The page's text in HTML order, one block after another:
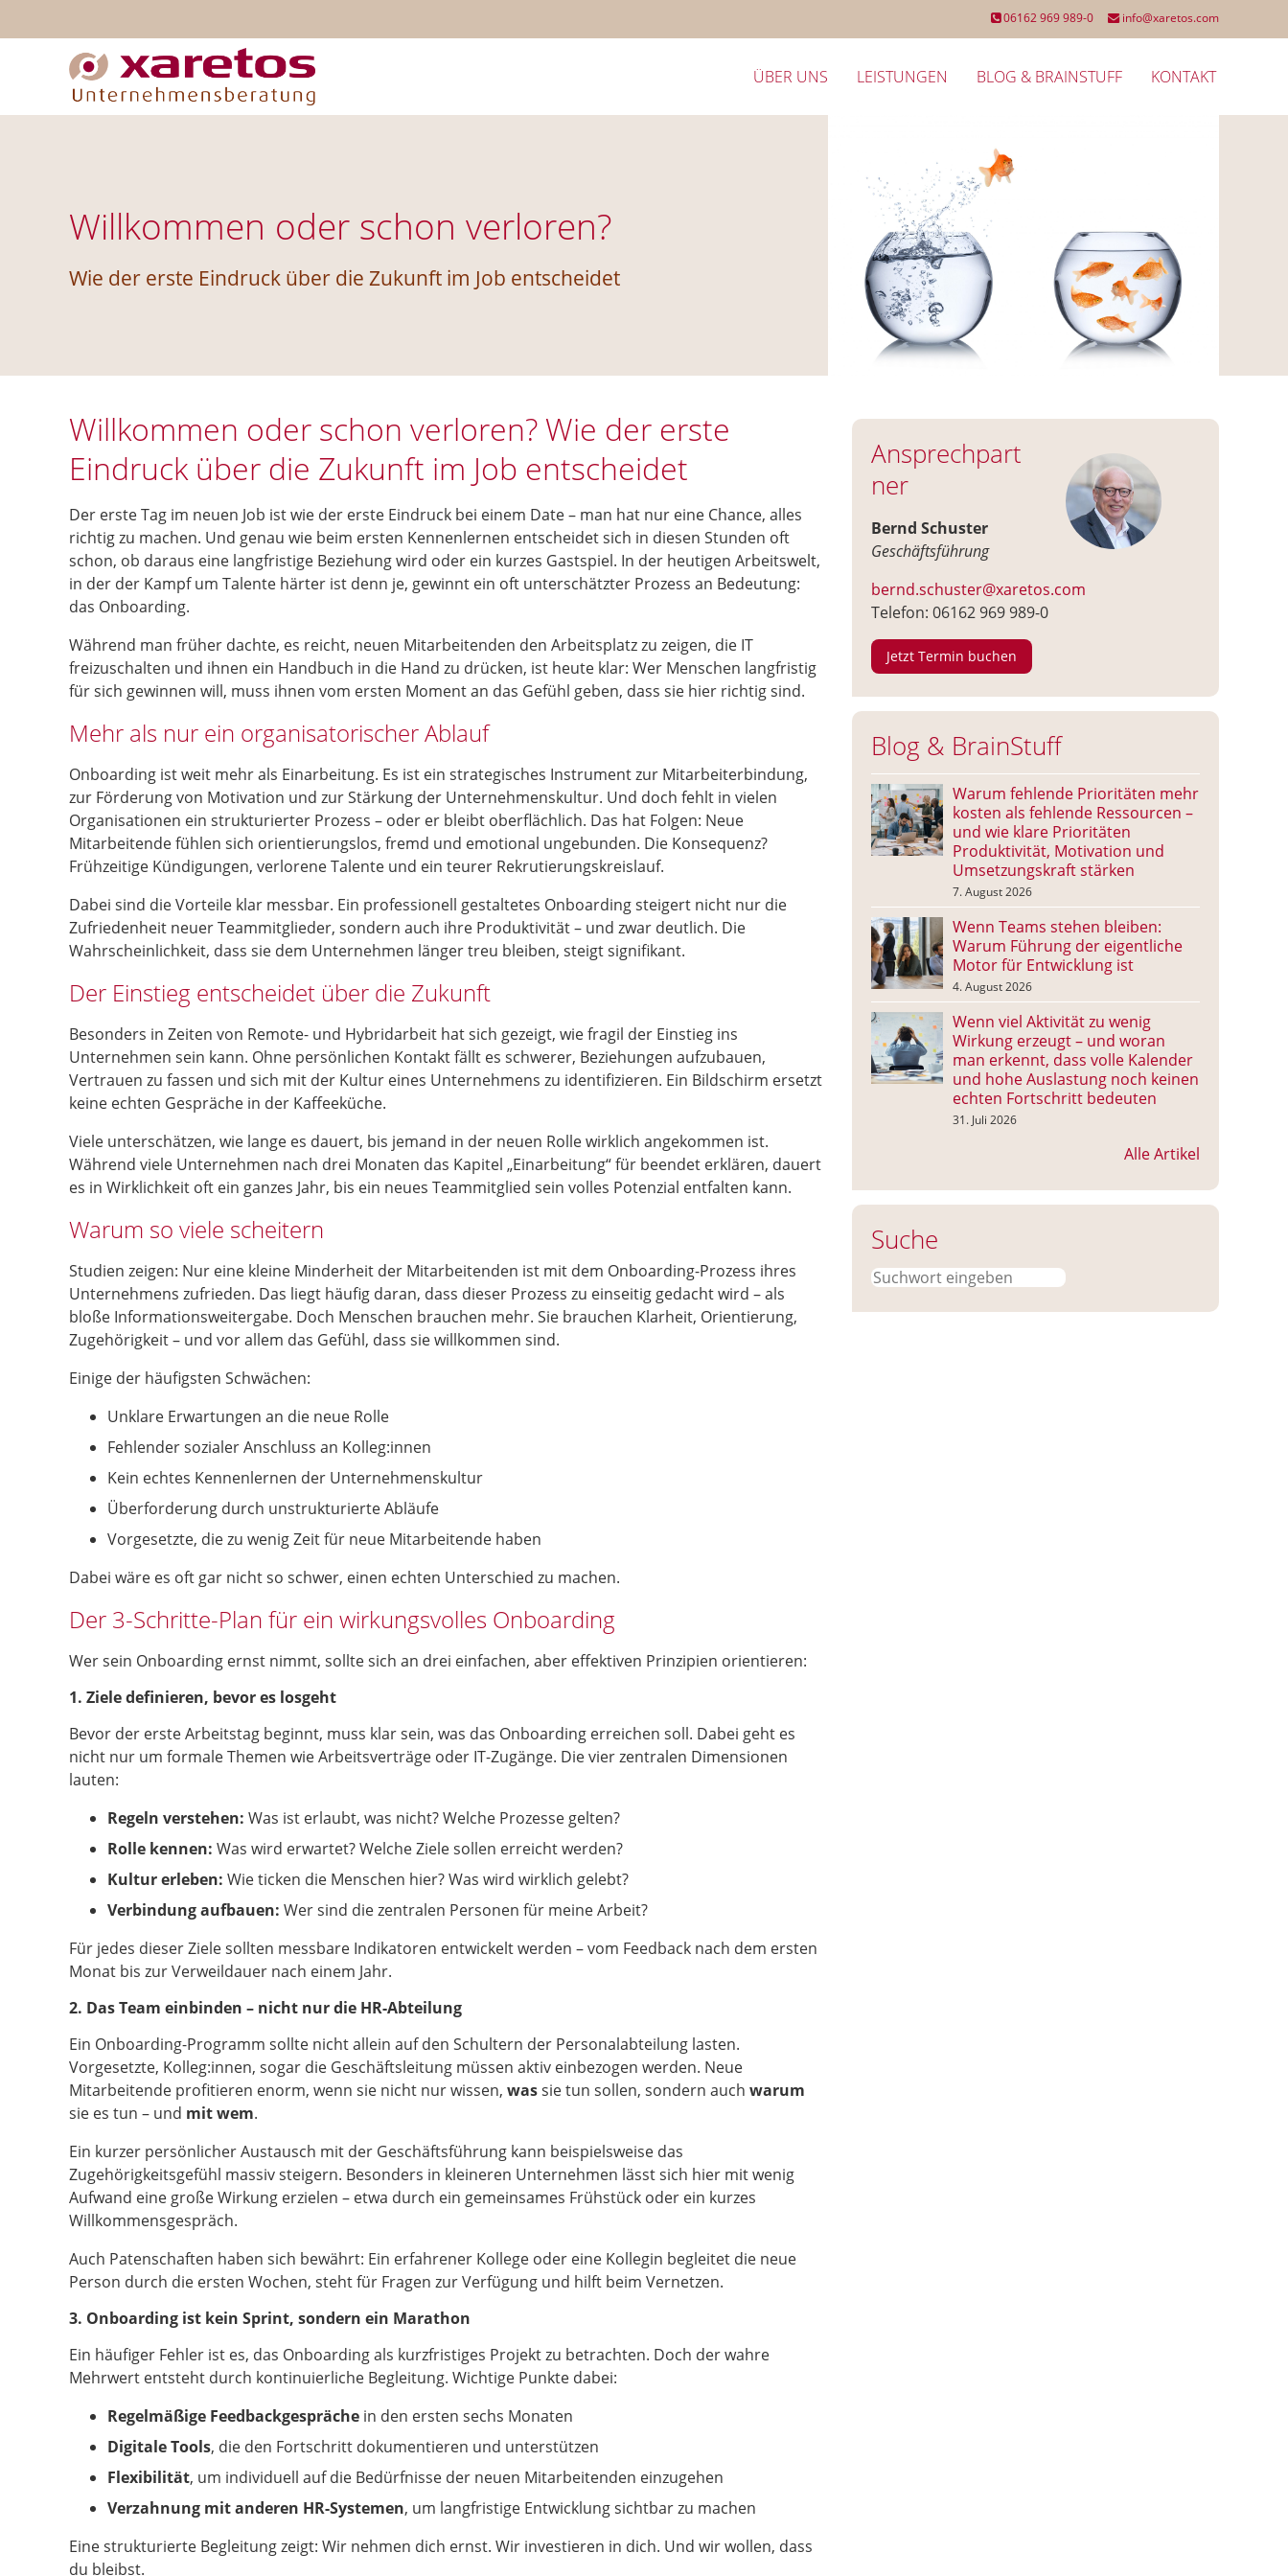
06162 969 989-0 info@xaretos.com
ÜBER UNS LEISTUNGEN BLOG & BRAINSTUFF KONTAKT
Willkommen oder schon verloren?
Wie der erste Eindruck über die Zukunft im Job entscheidet
Willkommen oder schon verloren? Wie der erste
Eindruck über die Zukunft im Job entscheidet
Der erste Tag im neuen Job ist wie der erste Eindruck bei einem Date – man hat nur eine Chance, alles
richtig zu machen. Und genau wie beim ersten Kennenlernen entscheidet sich in diesen Stunden oft
schon, ob daraus eine langfristige Beziehung wird oder ein kurzes Gastspiel. In der heutigen Arbeitswelt,
in der der Kampf um Talente härter ist denn je, gewinnt ein oft unterschätzter Prozess an Bedeutung:
das Onboarding.
Während man früher dachte, es reicht, neuen Mitarbeitenden den Arbeitsplatz zu zeigen, die IT
freizuschalten und ihnen ein Handbuch in die Hand zu drücken, ist heute klar: Wer Menschen langfristig
für sich gewinnen will, muss ihnen vom ersten Moment an das Gefühl geben, dass sie hier richtig sind.
Mehr als nur ein organisatorischer Ablauf
Onboarding ist weit mehr als Einarbeitung. Es ist ein strategisches Instrument zur Mitarbeiterbindung,
zur Förderung von Motivation und zur Stärkung der Unternehmenskultur. Und doch fehlt in vielen
Organisationen ein strukturierter Prozess – oder er bleibt oberflächlich. Das hat Folgen: Neue
Mitarbeitende fühlen sich orientierungslos, fremd und emotional ungebunden. Die Konsequenz?
Frühzeitige Kündigungen, verlorene Talente und ein teurer Rekrutierungskreislauf.
Dabei sind die Vorteile klar messbar. Ein professionell gestaltetes Onboarding steigert nicht nur die
Zufriedenheit neuer Teammitglieder, sondern auch ihre Produktivität – und zwar deutlich. Die
Wahrscheinlichkeit, dass sie dem Unternehmen länger treu bleiben, steigt signifikant.
Der Einstieg entscheidet über die Zukunft
Besonders in Zeiten von Remote- und Hybridarbeit hat sich gezeigt, wie fragil der Einstieg ins
Unternehmen sein kann. Ohne persönlichen Kontakt fällt es schwerer, Beziehungen aufzubauen,
Vertrauen zu fassen und sich mit der Kultur eines Unternehmens zu identifizieren. Ein Bildschirm ersetzt
keine echten Gespräche in der Kaffeeküche.
Viele unterschätzen, wie lange es dauert, bis jemand in der neuen Rolle wirklich angekommen ist.
Während viele Unternehmen nach drei Monaten das Kapitel „Einarbeitung“ für beendet erklären, dauert
es in Wirklichkeit oft ein ganzes Jahr, bis ein neues Teammitglied sein volles Potenzial entfalten kann.
Warum so viele scheitern
Studien zeigen: Nur eine kleine Minderheit der Mitarbeitenden ist mit dem Onboarding-Prozess ihres
Unternehmens zufrieden. Das liegt häufig daran, dass dieser Prozess zu einseitig gedacht wird – als
bloße Informationsweitergabe. Doch Menschen brauchen mehr. Sie brauchen Klarheit, Orientierung,
Zugehörigkeit – und vor allem das Gefühl, dass sie willkommen sind.
Einige der häufigsten Schwächen:
Unklare Erwartungen an die neue Rolle
Fehlender sozialer Anschluss an Kolleg:innen
Kein echtes Kennenlernen der Unternehmenskultur
Überforderung durch unstrukturierte Abläufe
Vorgesetzte, die zu wenig Zeit für neue Mitarbeitende haben
Dabei wäre es oft gar nicht so schwer, einen echten Unterschied zu machen.
Der 3-Schritte-Plan für ein wirkungsvolles Onboarding
Wer sein Onboarding ernst nimmt, sollte sich an drei einfachen, aber effektiven Prinzipien orientieren:
1. Ziele definieren, bevor es losgeht
Bevor der erste Arbeitstag beginnt, muss klar sein, was das Onboarding erreichen soll. Dabei geht es
nicht nur um formale Themen wie Arbeitsverträge oder IT-Zugänge. Die vier zentralen Dimensionen
lauten:
Regeln verstehen: Was ist erlaubt, was nicht? Welche Prozesse gelten?
Rolle kennen: Was wird erwartet? Welche Ziele sollen erreicht werden?
Kultur erleben: Wie ticken die Menschen hier? Was wird wirklich gelebt?
Verbindung aufbauen: Wer sind die zentralen Personen für meine Arbeit?
Für jedes dieser Ziele sollten messbare Indikatoren entwickelt werden – vom Feedback nach dem ersten
Monat bis zur Verweildauer nach einem Jahr.
2. Das Team einbinden – nicht nur die HR-Abteilung
Ein Onboarding-Programm sollte nicht allein auf den Schultern der Personalabteilung lasten.
Vorgesetzte, Kolleg:innen, sogar die Geschäftsleitung müssen aktiv einbezogen werden. Neue
Mitarbeitende profitieren enorm, wenn sie nicht nur wissen, wassie tun sollen, sondern auch warum
sie es tun – und mit wem.
Ein kurzer persönlicher Austausch mit der Geschäftsführung kann beispielsweise das
Zugehörigkeitsgefühl massiv steigern. Besonders in kleineren Unternehmen lässt sich hier mit wenig
Aufwand eine große Wirkung erzielen – etwa durch ein gemeinsames Frühstück oder ein kurzes
Willkommensgespräch.
Auch Patenschaften haben sich bewährt: Ein erfahrener Kollege oder eine Kollegin begleitet die neue
Person durch die ersten Wochen, steht für Fragen zur Verfügung und hilft beim Vernetzen.
3. Onboarding ist kein Sprint, sondern ein Marathon
Ein häufiger Fehler ist es, das Onboarding als kurzfristiges Projekt zu betrachten. Doch der wahre
Mehrwert entsteht durch kontinuierliche Begleitung. Wichtige Punkte dabei:
Regelmäßige Feedbackgespräche in den ersten sechs Monaten
Digitale Tools, die den Fortschritt dokumentieren und unterstützen
Flexibilität, um individuell auf die Bedürfnisse der neuen Mitarbeitenden einzugehen
Verzahnung mit anderen HR-Systemen, um langfristige Entwicklung sichtbar zu machen
Eine strukturierte Begleitung zeigt: Wir nehmen dich ernst. Wir investieren in dich. Und wir wollen, dass
du bleibst.
Ansprechpart
ner
Bernd Schuster
Geschäftsführung
bernd.schuster@xaretos.com
Telefon: 06162 969 989-0
Jetzt Termin buchen
Blog & BrainStuff
Warum fehlende Prioritäten mehr
kosten als fehlende Ressourcen –
und wie klare Prioritäten
Produktivität, Motivation und
Umsetzungskraft stärken
7. August 2026
Wenn Teams stehen bleiben:
Warum Führung der eigentliche
Motor für Entwicklung ist
4. August 2026
Wenn viel Aktivität zu wenig
Wirkung erzeugt – und woran
man erkennt, dass volle Kalender
und hohe Auslastung noch keinen
echten Fortschritt bedeuten
31. Juli 2026
Alle Artikel
Suche
Suchen